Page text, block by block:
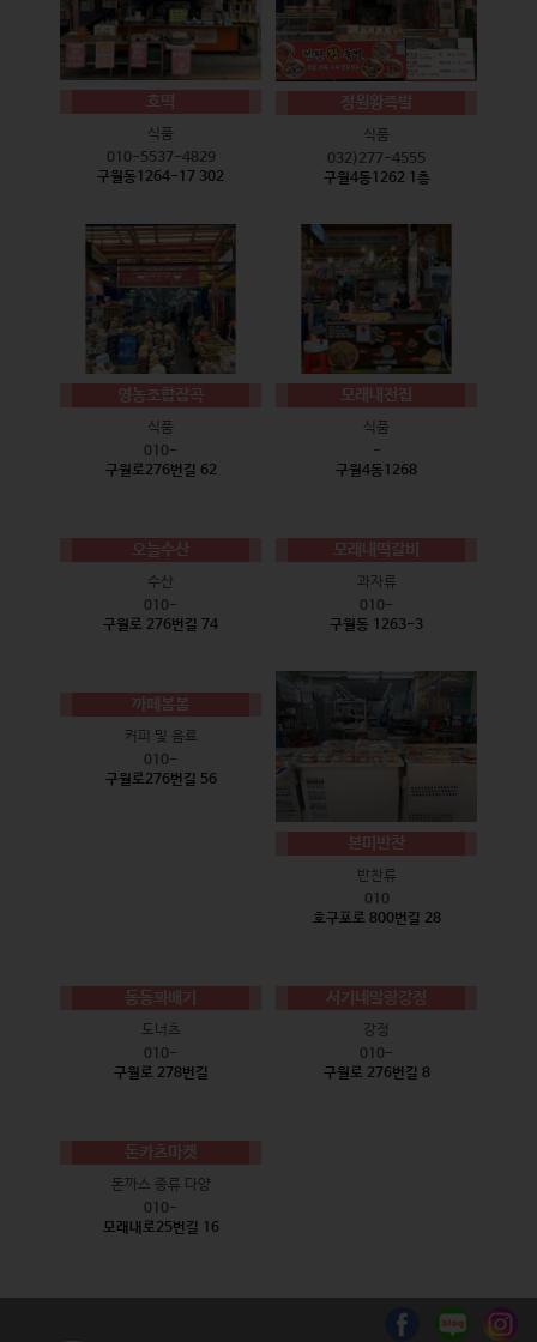
호떡
식품
010-5537-4829
구월동1264-17 302
정원왕족발
식품
032)277-4555
구월4동1262 1층
영농조합잡곡
식품
010-
구월로276번길 62
모래내전집
식품
-
구월4동1268
오늘수산
수산
010-
구월로 276번길 74
모래내떡갈비
과자류
010-
구월동 1263-3
까페봄봄
커피 및 음료
010-
구월로276번길 56
본미반찬
반찬류
010
호구포로 800번길 28
동동꽈배기
도너츠
010-
구월로 278번길
서기네말랑강정
강정
010-
구월로 276번길 8
돈카츠마켓
돈까스 종류 다양
010-
모래내로25번길 16